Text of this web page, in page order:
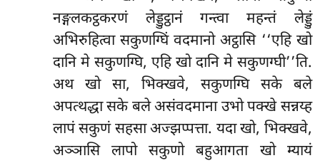
नङ्गलकट्ठकरणं लेड्डुट्ठानं गन्त्वा महन्तं लेड्डुं
अभिरुहित्वा सकुणग्घिं वदमानो अट्ठासि ‘‘एहि खो
दानि मे सकुणग्घि, एहि खो दानि मे सकुणग्घी’’ति.
अथ खो सा, भिक्खवे, सकुणग्घि सके बले
अपत्थद्धा सके बले असंवदमाना उभो पक्खे सन्नय्ह
लापं सकुणं सहसा अज्झप्पत्ता. यदा खो, भिक्खवे,
अञ्ञासि लापो सकुणो बहुआगता खो म्यायं